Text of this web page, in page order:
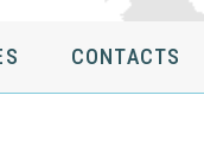
CONTACTS